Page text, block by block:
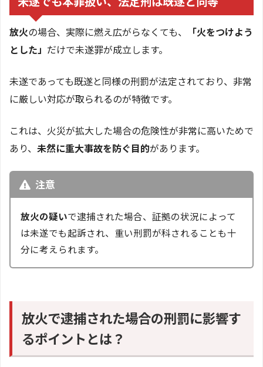
放火の場合、実際に燃え広がらなくても、
「火をつけよう
とした」 だけで未遂罪が成立します。
未遂であっても既遂と同様の刑罰が法定されており、非常
に厳しい対応が取られるのが特徴です。
これは、火災が拡大した場合の危険性が非常に高いためで
あり、 未然に重大事故を防ぐ目的があります。
注意
放火の疑いで逮捕された場合、証拠の状況によって
は未遂でも起訴され、重い刑罰が科されることも十
分に考えられます。
放火で逮捕された場合の刑罰に影響す
るポイントとは？